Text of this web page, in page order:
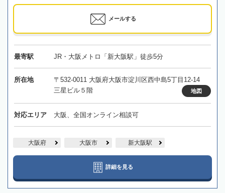
メールする
最寄駅 JR・大阪メトロ「新大阪駅」徒歩5分
所在地
〒532-0011 大阪府大阪市淀川区西中島5丁目12-14
三星ビル５階
地図
対応エリア 大阪、全国オンライン相談可
大阪府 大阪市 新大阪駅
詳細を見る